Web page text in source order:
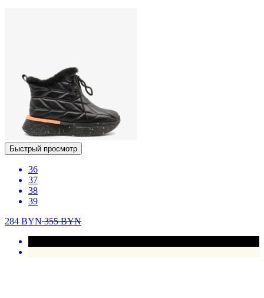
Быстрый просмотр
36
37
38
39
284 BYN355BYN